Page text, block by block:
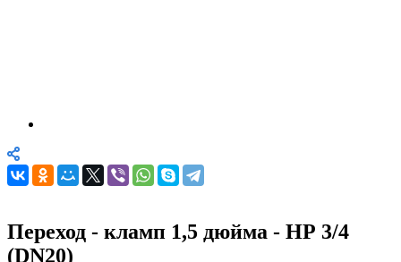
Переход - кламп 1,5 дюйма - НР 3/4
(DN20)